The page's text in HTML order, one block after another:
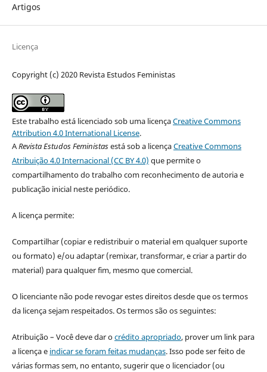
Artigos
Licença
Copyright (c) 2020 Revista Estudos Feministas
Este trabalho está licenciado sob uma licençaCreative Commons
Attribution 4.0 International License.
ARevista Estudos Feministasestá sob a licençaCreative Commons
Atribuição 4.0 Internacional (CC BY 4.0) que permite o
compartilhamento do trabalho com reconhecimento de autoria e
publicação inicial neste periódico.
A licença permite:
Compartilhar (copiar e redistribuir o material em qualquer suporte
ou formato) e/ou adaptar (remixar, transformar, e criar a partir do
material) para qualquer fim, mesmo que comercial.
O licenciante não pode revogar estes direitos desde que os termos
da licença sejam respeitados. Os termos são os seguintes:
Atribuição – Você deve dar ocrédito apropriado, prover um link para
a licença e indicar se foram feitas mudanças. Isso pode ser feito de
várias formas sem, no entanto, sugerir que o licenciador (ou